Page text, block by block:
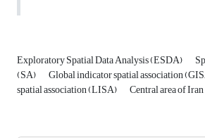
Exploratory Spatial Data Analysis (ESDA)
(SA) Global indicator spatial association
spatial association (LISA) Central area of Iran